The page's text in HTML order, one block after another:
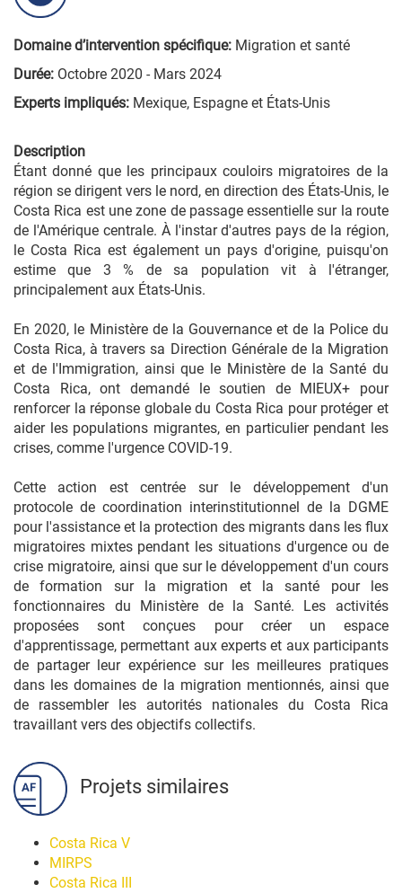
Domaine d’intervention spécifique: Migration et santé
Durée: Octobre 2020 - Mars 2024
Experts impliqués: Mexique, Espagne et États-Unis
Description
Étant donné que les principaux couloirs migratoires de la
région se dirigent vers le nord, en direction des États-Unis, le
Costa Rica est une zone de passage essentielle sur la route
de l'Amérique centrale. À l'instar d'autres pays de la région,
le Costa Rica est également un pays d'origine, puisqu'on
estime que 3 % de sa population vit à l'étranger,
principalement aux États-Unis.
En 2020, le Ministère de la Gouvernance et de la Police du
Costa Rica, à travers sa Direction Générale de la Migration
et de l'Immigration, ainsi que le Ministère de la Santé du
Costa Rica, ont demandé le soutien de MIEUX+ pour
renforcer la réponse globale du Costa Rica pour protéger et
aider les populations migrantes, en particulier pendant les
crises, comme l'urgence COVID-19.
Cette action est centrée sur le développement d'un
protocole de coordination interinstitutionnel de la DGME
pour l'assistance et la protection des migrants dans les flux
migratoires mixtes pendant les situations d'urgence ou de
crise migratoire, ainsi que sur le développement d'un cours
de formation sur la migration et la santé pour les
fonctionnaires du Ministère de la Santé. Les activités
proposées sont conçues pour créer un espace
d'apprentissage, permettant aux experts et aux participants
de partager leur expérience sur les meilleures pratiques
dans les domaines de la migration mentionnés, ainsi que
de rassembler les autorités nationales du Costa Rica
travaillant vers des objectifs collectifs.
Projets similaires
Costa Rica V
MIRPS
Costa Rica III